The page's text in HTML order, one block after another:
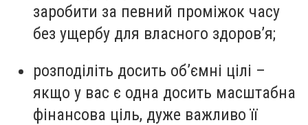
заробити за певний проміжок часу
без ущербу для власного здоров’я;
розподіліть досить об’ємні цілі –
якщо у вас є одна досить масштабна
фінансова ціль, дуже важливо її